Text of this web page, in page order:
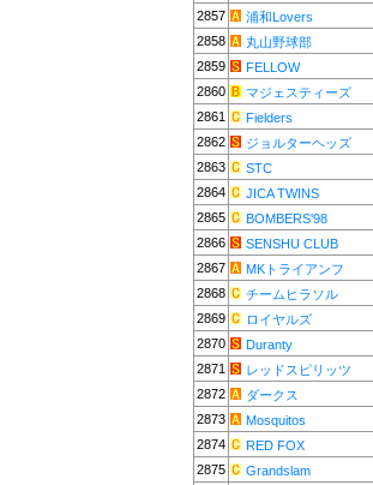
2857
浦和Lovers
2858
丸山野球部
2859
FELLOW
2860
マジェスティーズ
2861
Fielders
2862
ジョルターヘッズ
2863
STC
2864
JICA TWINS
2865
BOMBERS'98
2866
SENSHU CLUB
2867
MKトライアンフ
2868
チームヒラソル
2869
ロイヤルズ
2870
Duranty
2871
レッドスピリッツ
2872
ダークス
2873
Mosquitos
2874
RED FOX
2875
Grandslam